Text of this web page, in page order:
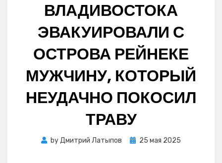
ВЛАДИВОСТОКА
ЭВАКУИРОВАЛИ С
ОСТРОВА РЕЙНЕКЕ
МУЖЧИНУ, КОТОРЫЙ
НЕУДАЧНО ПОКОСИЛ
ТРАВУ
byДмитрий Латыпов
Posted
25 мая 2025